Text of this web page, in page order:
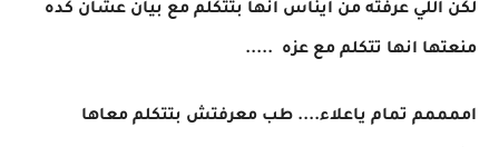
لكن اللي عرفته من ايناس انها بتتكلم مع بيان عشان كده
منعتها انها تتكلم مع عزه .....
اممممم تمام ياعلاء.... طب معرفتش بتتكلم معاها